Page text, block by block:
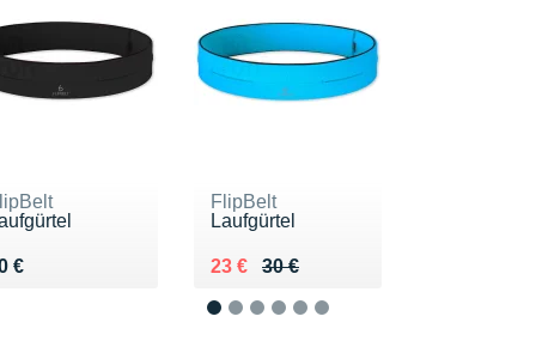
€ 30 €
FlipBelt
Laufgürtel
30 €
Au lieu de 30 €
23 €
Vendu 23 €